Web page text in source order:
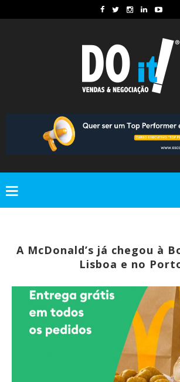
A McDonald’s já chegou à
Lisboa e no